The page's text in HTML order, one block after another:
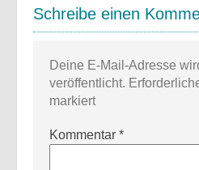
Schreibe einen
Deine E-Mail-Adresse
veröffentlicht.
markiert
Kommentar *